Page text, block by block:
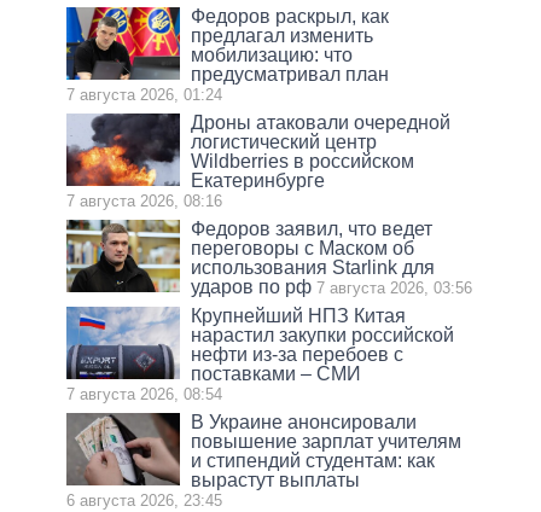
Федоров раскрыл, как
предлагал изменить
мобилизацию: что
предусматривал план
7 августа 2026, 01:24
Дроны атаковали очередной
логистический центр
Wildberries в российском
Екатеринбурге
7 августа 2026, 08:16
Федоров заявил, что ведет
переговоры с Маском об
использования Starlink для
ударов по рф 7 августа 2026, 03:56
Крупнейший НПЗ Китая
нарастил закупки российской
нефти из-за перебоев с
поставками – СМИ
7 августа 2026, 08:54
В Украине анонсировали
повышение зарплат учителям
и стипендий студентам: как
вырастут выплаты
6 августа 2026, 23:45